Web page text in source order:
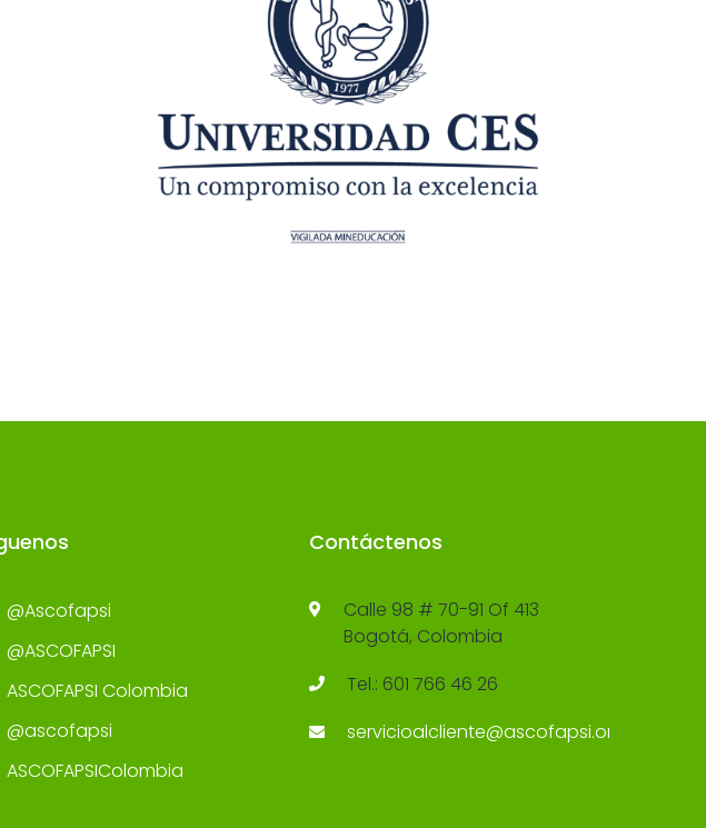
@Ascofapsi
@ASCOFAPSI
ASCOFAPSI Colombia
@ascofapsi
ASCOFAPSIColombia
Contáctenos
Calle 98 # 70-91 Of 413
Bogotá, Colombia
Tel.: 601 766 46 26
servicioalcliente@ascofapsi.org.co